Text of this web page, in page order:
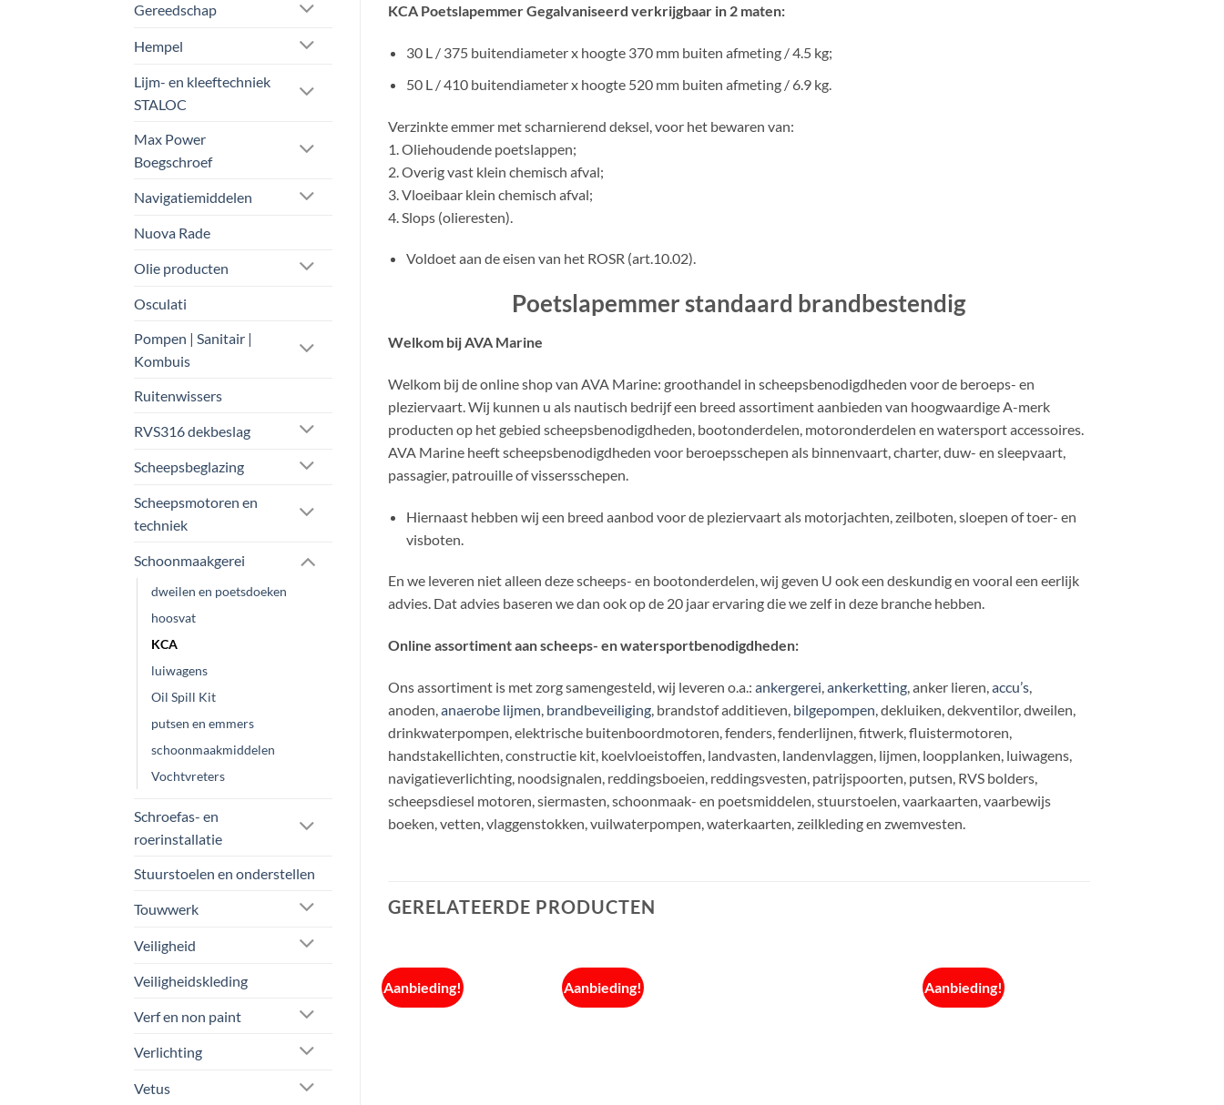
Gereedschap
Hempel
Lijm- en kleeftechniek
STALOC
Max Power
Boegschroef
Navigatiemiddelen
Nuova Rade
Olie producten
Osculati
Pompen | Sanitair |
Kombuis
Ruitenwissers
RVS316 dekbeslag
Scheepsbeglazing
Scheepsmotoren en
techniek
Schoonmaakgerei
dweilen en poetsdoeken
hoosvat
KCA
luiwagens
Oil Spill Kit
putsen en emmers
schoonmaakmiddelen
Vochtvreters
Schroefas- en
roerinstallatie
Stuurstoelen en onderstellen
Touwwerk
Veiligheid
Veiligheidskleding
Verf en non paint
Verlichting
Vetus
KCA Poetslapemmer Gegalvaniseerd verkrijgbaar in 2 maten:
30 L / 375 buitendiameter x hoogte 370 mm buiten afmeting / 4.5 kg;
50 L / 410 buitendiameter x hoogte 520 mm buiten afmeting / 6.9 kg.
Verzinkte emmer met scharnierend deksel, voor het bewaren van:
1. Oliehoudende poetslappen;
2. Overig vast klein chemisch afval;
3. Vloeibaar klein chemisch afval;
4. Slops (olieresten).
Voldoet aan de eisen van het ROSR (art.10.02).
Poetslapemmer standaard brandbestendig
Welkom bij AVA Marine
Welkom bij de online shop van AVA Marine: groothandel in scheepsbenodigdheden voor de beroeps- en
pleziervaart. Wij kunnen u als nautisch bedrijf een breed assortiment aanbieden van hoogwaardige A-merk
producten op het gebied scheepsbenodigdheden, bootonderdelen, motoronderdelen en watersport accessoires.
AVA Marine heeft scheepsbenodigdheden voor beroepsschepen als binnenvaart, charter, duw- en sleepvaart,
passagier, patrouille of vissersschepen.
Hiernaast hebben wij een breed aanbod voor de pleziervaart als motorjachten, zeilboten, sloepen of toer- en
visboten.
En we leveren niet alleen deze scheeps- en bootonderdelen, wij geven U ook een deskundig en vooral een eerlijk
advies. Dat advies baseren we dan ook op de 20 jaar ervaring die we zelf in deze branche hebben.
Online assortiment aan scheeps- en watersportbenodigdheden:
Ons assortiment is met zorg samengesteld, wij leveren o.a.: ankergerei,ankerketting, anker lieren,accu’s,
anoden,anaerobe lijmen, brandbeveiliging, brandstof additieven, bilgepompen, dekluiken, dekventilor, dweilen,
drinkwaterpompen, elektrische buitenboordmotoren, fenders, fenderlijnen, fitwerk, fluistermotoren,
handstakellichten, constructie kit, koelvloeistoffen, landvasten, landenvlaggen, lijmen, loopplanken, luiwagens,
navigatieverlichting, noodsignalen, reddingsboeien, reddingsvesten, patrijspoorten, putsen, RVS bolders,
scheepsdiesel motoren, siermasten, schoonmaak- en poetsmiddelen, stuurstoelen, vaarkaarten, vaarbewijs
boeken, vetten, vlaggenstokken, vuilwaterpompen, waterkaarten, zeilkleding en zwemvesten.
GERELATEERDE PRODUCTEN
Aanbieding! Aanbieding! Aanbieding!
Aanbieding!